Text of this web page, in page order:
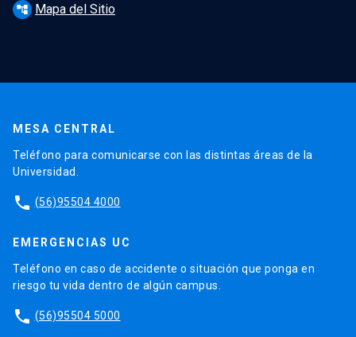
account_tree Mapa del Sitio
MESA CENTRAL
Teléfono para comunicarse con las distintas áreas de la
Universidad.
phone (56)95504 4000
EMERGENCIAS UC
Teléfono en caso de accidente o situación que ponga en
riesgo tu vida dentro de algún campus.
phone (56)95504 5000